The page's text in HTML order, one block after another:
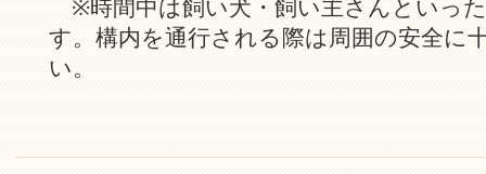
※時間中は飼い犬・飼い主さんといっ
す。構内を通行される際は周囲の安全に
い。